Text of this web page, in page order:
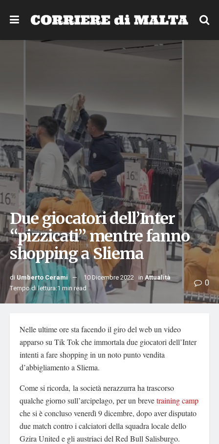
Due giocatori dell’Inter
“pizzicati” mentre fanno
shopping a Sliema
di Umberto Cerami 10 Dicembre 2022 in Attualità
Tempo di lettura:1 min read
0
Nelle ultime ore sta facendo il giro del web un video
apparso su Tik Tok che immortala due giocatori dell’Inter
intenti a fare shopping in un noto punto vendita
d’abbigliamento a Sliema.
Come si ricorda, la società nerazzurra ha trascorso
qualche giorno sull’arcipelago, per un brevetraining camp
che si è concluso venerdì 9 dicembre, dopo aver disputato
due match contro i calciatori della squadra locale dello
Gzira United e gli austriaci del Red Bull Salisburgo.